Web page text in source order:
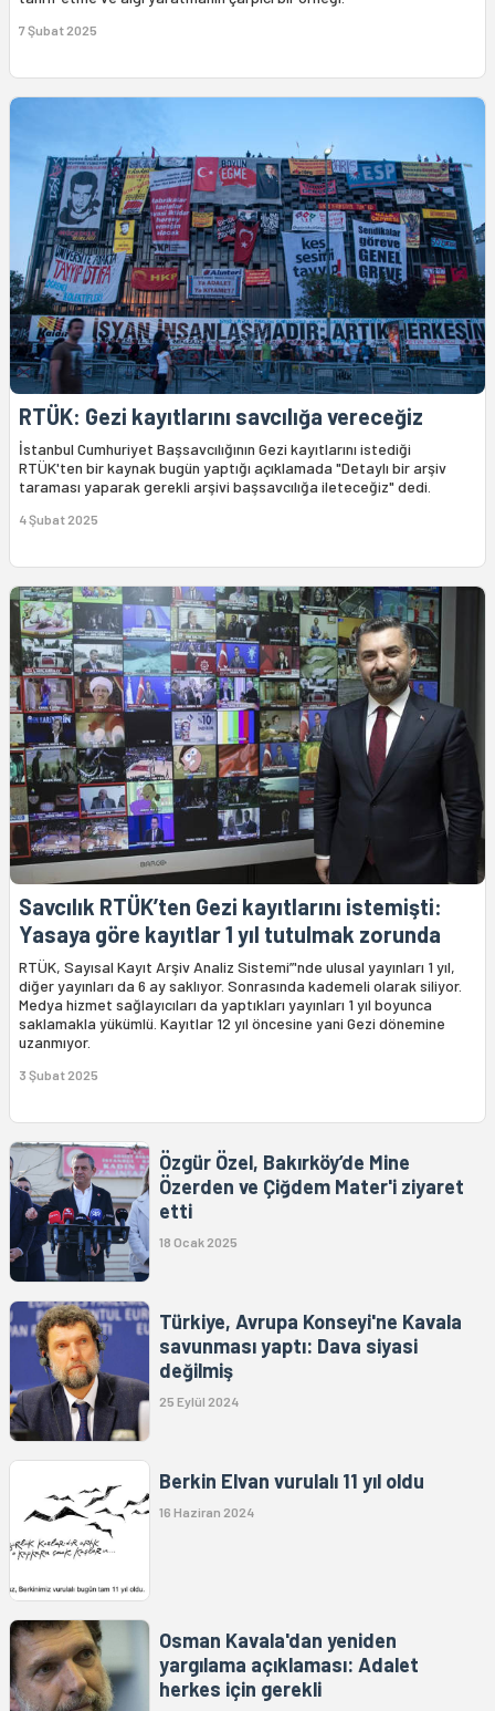
7 Şubat 2025
RTÜK: Gezi kayıtlarını savcılığa vereceğiz
İstanbul Cumhuriyet Başsavcılığının Gezi kayıtlarını istediği
RTÜK'ten bir kaynak bugün yaptığı açıklamada "Detaylı bir arşiv
taraması yaparak gerekli arşivi başsavcılığa ileteceğiz" dedi.
4 Şubat 2025
Savcılık RTÜK’ten Gezi kayıtlarını istemişti:
Yasaya göre kayıtlar 1 yıl tutulmak zorunda
RTÜK, Sayısal Kayıt Arşiv Analiz Sistemi”'nde ulusal yayınları 1 yıl,
diğer yayınları da 6 ay saklıyor. Sonrasında kademeli olarak siliyor.
Medya hizmet sağlayıcıları da yaptıkları yayınları 1 yıl boyunca
saklamakla yükümlü. Kayıtlar 12 yıl öncesine yani Gezi dönemine
uzanmıyor.
3 Şubat 2025
Özgür Özel, Bakırköy’de Mine
Özerden ve Çiğdem Mater'i ziyaret
etti
18 Ocak 2025
Türkiye, Avrupa Konseyi'ne Kavala
savunması yaptı: Dava siyasi
değilmiş
25 Eylül 2024
Berkin Elvan vurulalı 11 yıl oldu
16 Haziran 2024
Osman Kavala'dan yeniden
yargılama açıklaması: Adalet
herkes için gerekli